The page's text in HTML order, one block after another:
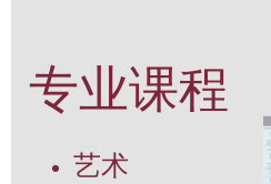
专业课程
艺术